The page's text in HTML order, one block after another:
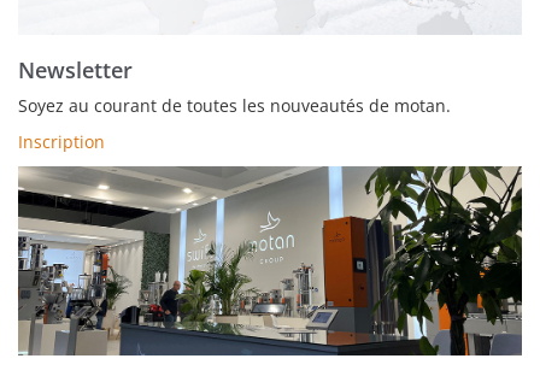
Newsletter
Soyez au courant de toutes les nouveautés de motan.
Inscription